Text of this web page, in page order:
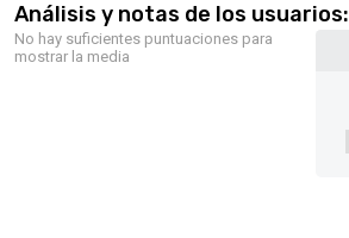
Análisis y notas de los usuarios:
No hay suficientes puntuaciones para
mostrar la media